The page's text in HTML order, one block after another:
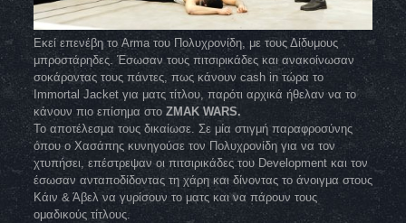
Εκεί επενέβη το Arma του Πολυχρονίδη, με τους Δίδυμους
μπροστάρηδες. Έσωσαν τους πιτσιρικάδες και ανακοίνωσαν
σοκάροντας τους πάντες, πως κάνουν cash in τώρα το
Immortal Jacket για ματς τίτλου, παρότι αρχικά ήθελαν να το
κάνουν πιο επίσημα στο ZMAK WARS.
Το αποτέλεσμα τους δικαίωσε. Σε μία στιγμή παραφροσύνης
όπου ο Χασάπης κυνηγούσε τον Πολυχρονίδη για να τον
χτυπήσει, επέστρεψαν οι πιτσιρικάδες του Development και τον
έσωσαν ανταποδίδοντας τη χάρη και δίνοντας το άνοιγμα στους
Κάιν & Άβελ να γυρίσουν το ματς και να πάρουν τους
ομαδικούς τίτλους.